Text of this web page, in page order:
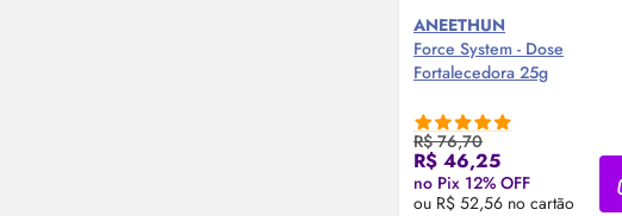
ANEETHUN
Force System - Dose
Fortalecedora 25g
R$ 76,70
R$ 46,25
no Pix 12% OFF
ou R$ 52,56 no cartão
Compre Agora ❯